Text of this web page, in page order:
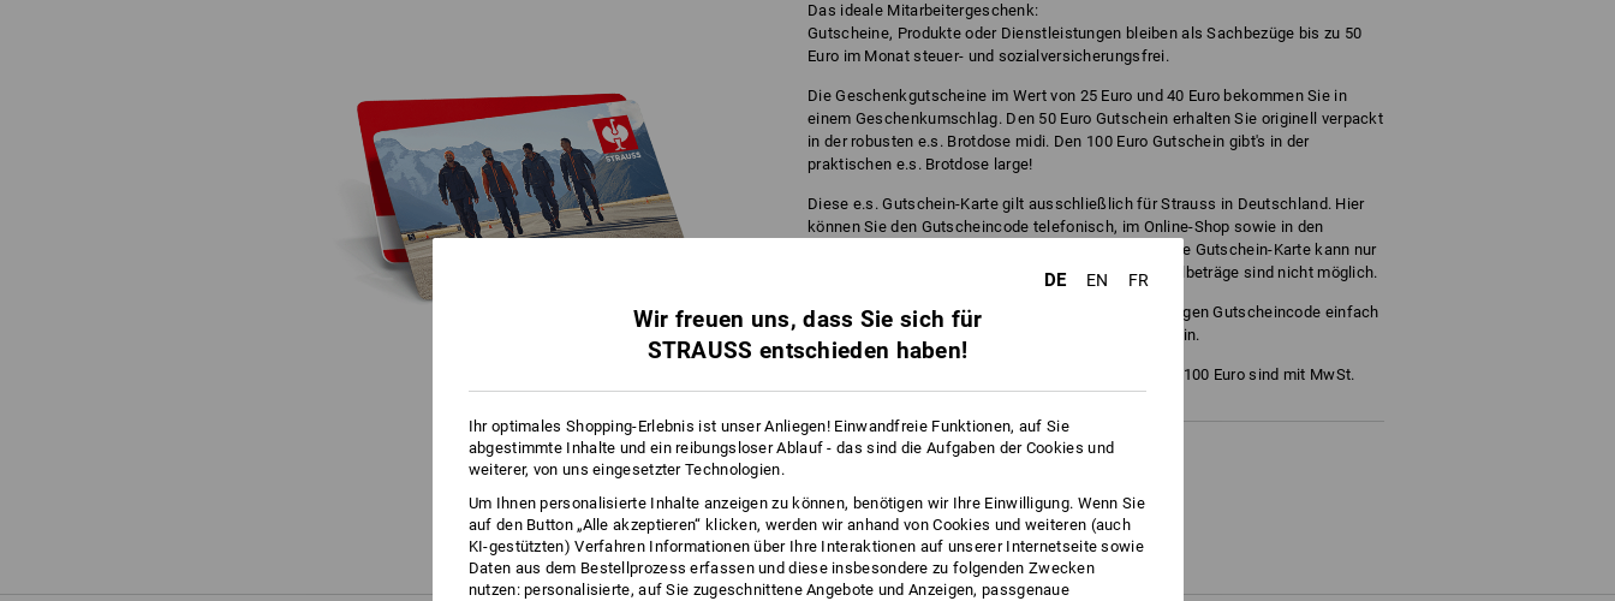
Das ideale Mitarbeitergeschenk:
Gutscheine, Produkte oder Dienstleistungen bleiben als Sachbezüge bis zu 50
Euro im Monat steuer- und sozialversicherungsfrei.
Die Geschenkgutscheine im Wert von 25 Euro und 40 Euro bekommen Sie in
einem Geschenkumschlag. Den 50 Euro Gutschein erhalten Sie originell verpackt
in der robusten e.s. Brotdose midi. Den 100 Euro Gutschein gibt's in der
praktischen e.s. Brotdose large!
Diese e.s. Gutschein-Karte gilt ausschließlich für Strauss in Deutschland. Hier
können Sie den Gutscheincode telefonisch, im Online-Shop sowie in den
Workwearstores wie Bargeld nutzen und einlösen. Die Gutschein-Karte kann nur
mit dem vollständigen Betrag eingelöst werden – Teilbeträge sind nicht möglich.
Zum Einlösen im Online-Shop geben Sie den 16-stelligen Gutscheincode einfach
im Warenkorb in dem Feld Gutschein-/Aktionscode ein.
*Die Gutscheinbeträge 25 Euro, 40 Euro, 50 Euro und 100 Euro sind mit MwSt.
DE EN FR
Wir freuen uns, dass Sie sich für
STRAUSS entschieden haben!
Ihr optimales Shopping-Erlebnis ist unser Anliegen! Einwandfreie Funktionen, auf Sie
abgestimmte Inhalte und ein reibungsloser Ablauf - das sind die Aufgaben der Cookies und
weiterer, von uns eingesetzter Technologien.
Um Ihnen personalisierte Inhalte anzeigen zu können, benötigen wir Ihre Einwilligung. Wenn Sie
auf den Button „Alle akzeptieren“ klicken, werden wir anhand von Cookies und weiteren (auch
KI-gestützten) Verfahren Informationen über Ihre Interaktionen auf unserer Internetseite sowie
Daten aus dem Bestellprozess erfassen und diese insbesondere zu folgenden Zwecken
nutzen: personalisierte, auf Sie zugeschnittene Angebote und Anzeigen, passgenaue